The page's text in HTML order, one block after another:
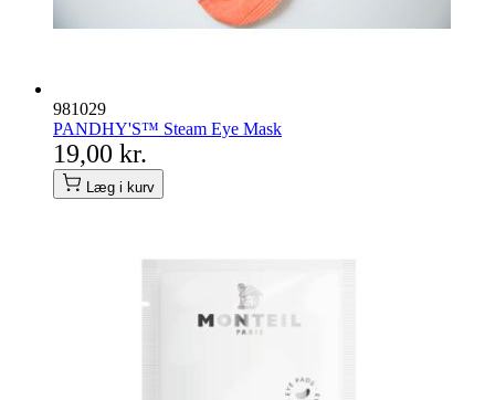
981029
PANDHY'S™ Steam Eye Mask
19,00 kr.
Læg i kurv